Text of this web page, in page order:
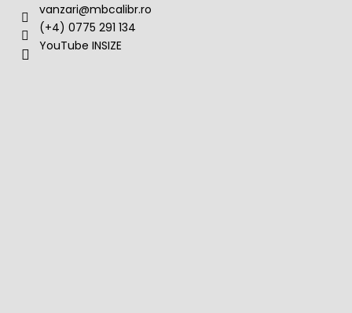
vanzari@mbcalibr.ro
(+4) 0775 291 134
YouTube INSIZE